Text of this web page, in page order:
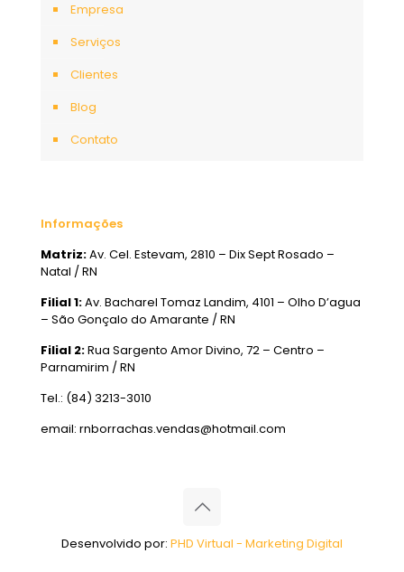
Empresa
Serviços
Clientes
Blog
Contato
Informações
Matriz:Av. Cel. Estevam, 2810 – Dix Sept Rosado –
Natal / RN
Filial 1:Av. Bacharel Tomaz Landim, 4101 – Olho D’agua
– São Gonçalo do Amarante / RN
Filial 2:Rua Sargento Amor Divino, 72 – Centro –
Parnamirim / RN
Tel.: (84) 3213-3010
email: rnborrachas.vendas@hotmail.com
Desenvolvido por: PHD Virtual - Marketing Digital